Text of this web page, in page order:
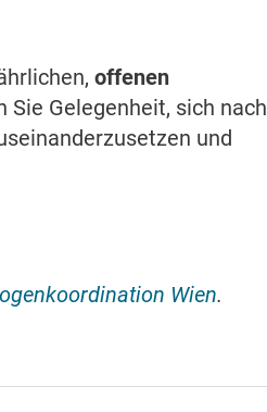
offenen
Sie Gelegenheit, sich nach
und
Wien.